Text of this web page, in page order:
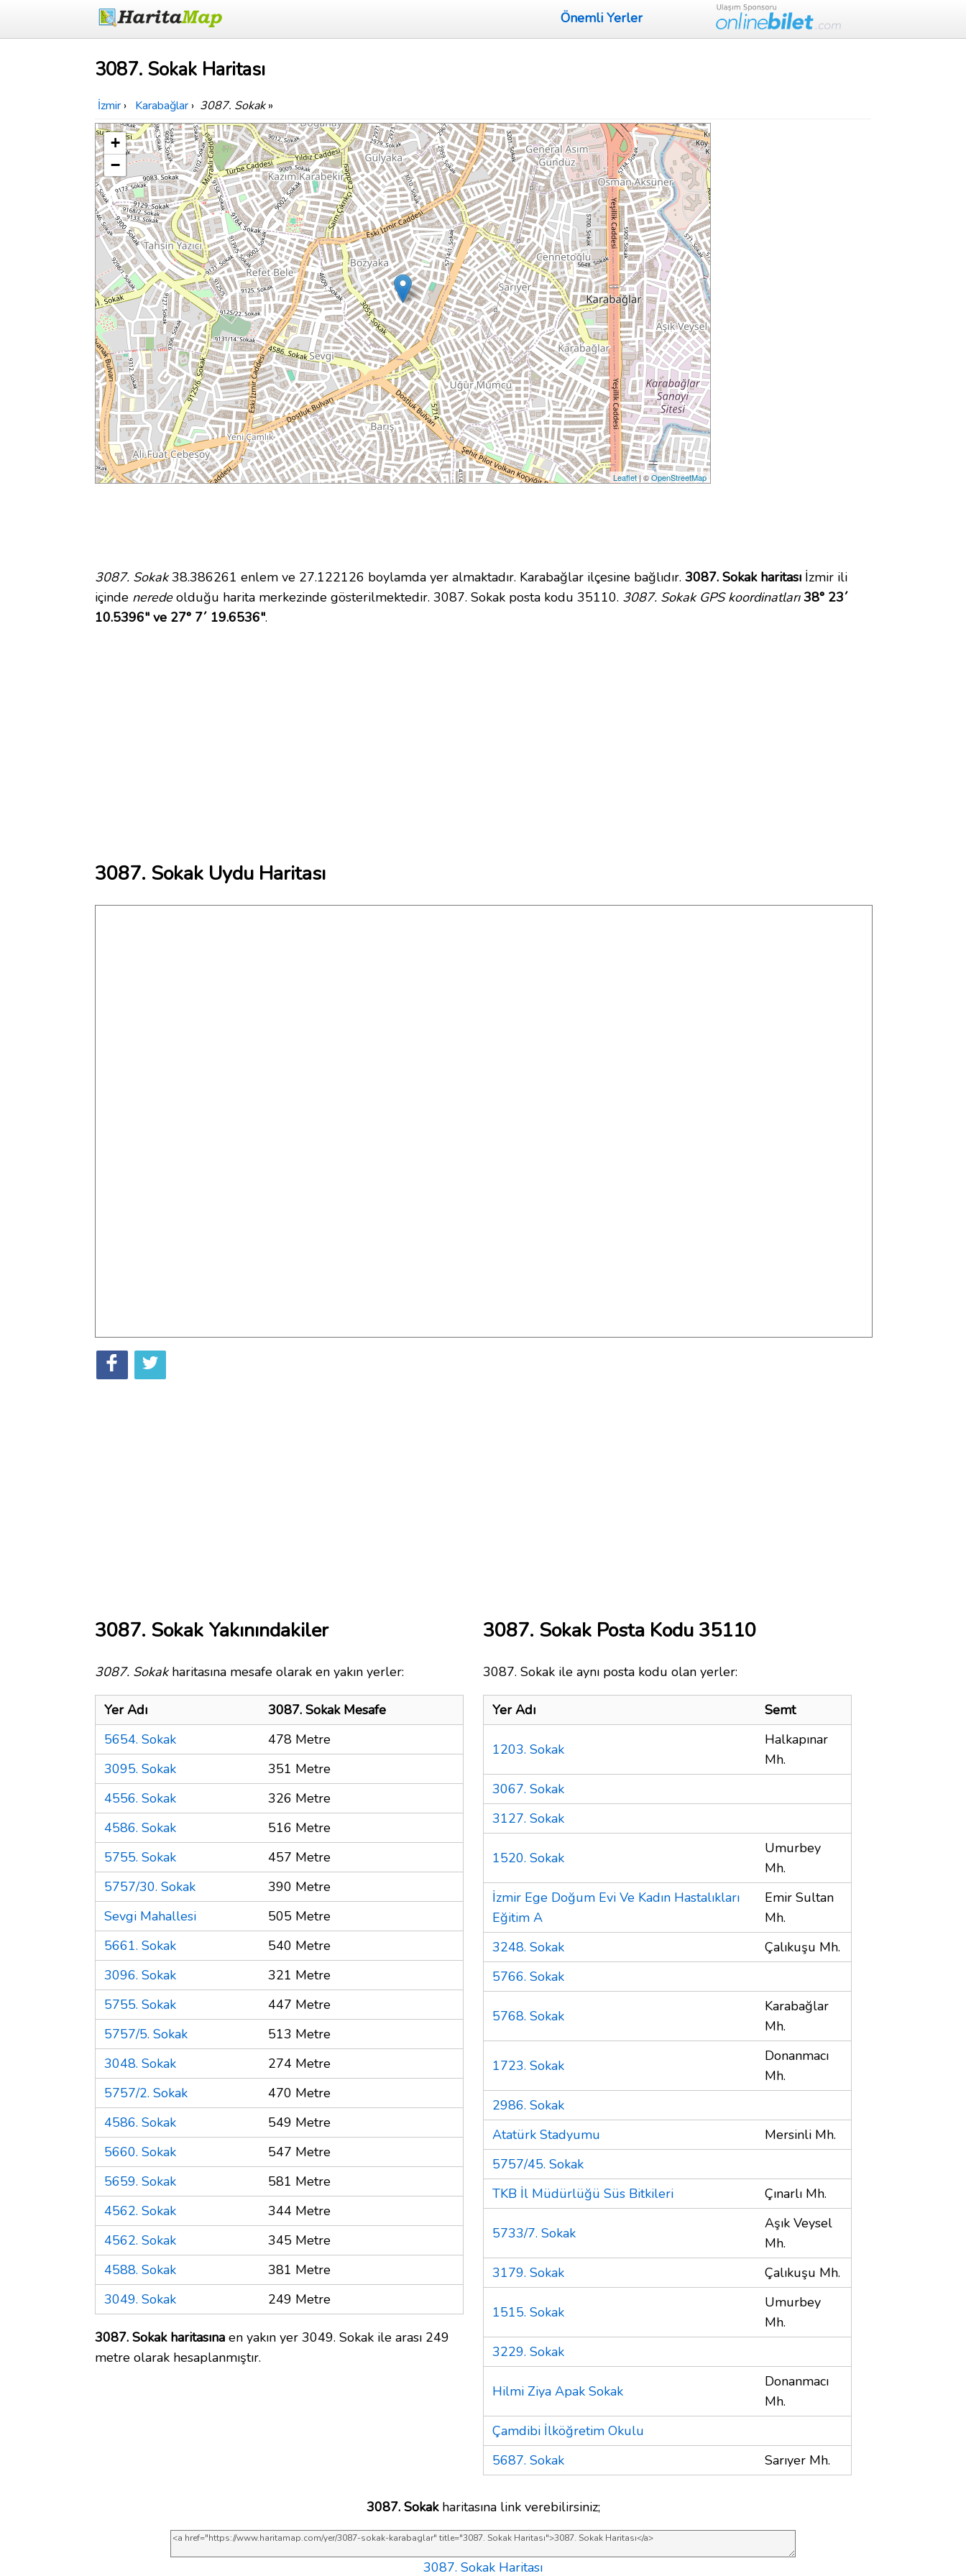
Önemli Yerler
3087. Sokak Haritası
İzmir › Karabağlar › 3087. Sokak»
+
−
Leaflet| ©OpenStreetMap
3087. Sokak38.386261 enlem ve 27.122126 boylamda yer almaktadır. Karabağlar ilçesine bağlıdır. 3087. Sokak haritası İzmir ili
içinde neredeolduğu harita merkezinde gösterilmektedir. 3087. Sokak posta kodu 35110. 3087. Sokak GPS koordinatları 38° 23´
10.5396" ve 27° 7´ 19.6536".
3087. Sokak Uydu Haritası
3087. Sokak Yakınındakiler
3087. Sokakharitasına mesafe olarak en yakın yerler:
Yer Adı
3087. Sokak Mesafe
5654. Sokak
478 Metre
3095. Sokak
351 Metre
4556. Sokak
326 Metre
4586. Sokak
516 Metre
5755. Sokak
457 Metre
5757/30. Sokak
390 Metre
Sevgi Mahallesi
505 Metre
5661. Sokak
540 Metre
3096. Sokak
321 Metre
5755. Sokak
447 Metre
5757/5. Sokak
513 Metre
3048. Sokak
274 Metre
5757/2. Sokak
470 Metre
4586. Sokak
549 Metre
5660. Sokak
547 Metre
5659. Sokak
581 Metre
4562. Sokak
344 Metre
4562. Sokak
345 Metre
4588. Sokak
381 Metre
3049. Sokak
249 Metre
3087. Sokak haritasına en yakın yer 3049. Sokak ile arası 249
metre olarak hesaplanmıştır.
3087. Sokak Posta Kodu 35110
3087. Sokak ile aynı posta kodu olan yerler:
Yer Adı Semt
1203. Sokak
Halkapınar
Mh.
3067. Sokak
3127. Sokak
1520. Sokak
Umurbey
Mh.
İzmir Ege Doğum Evi Ve Kadın Hastalıkları
Eğitim A
Emir Sultan
Mh.
3248. Sokak
Çalıkuşu Mh.
5766. Sokak
5768. Sokak
Karabağlar
Mh.
1723. Sokak
Donanmacı
Mh.
2986. Sokak
Atatürk Stadyumu
Mersinli Mh.
5757/45. Sokak
TKB İl Müdürlüğü Süs Bitkileri
Çınarlı Mh.
5733/7. Sokak
Aşık Veysel
Mh.
3179. Sokak
Çalıkuşu Mh.
1515. Sokak
Umurbey
Mh.
3229. Sokak
Hilmi Ziya Apak Sokak
Donanmacı
Mh.
Çamdibi İlköğretim Okulu
5687. Sokak
Sarıyer Mh.
3087. Sokakharitasına link verebilirsiniz;
3087. Sokak Haritası